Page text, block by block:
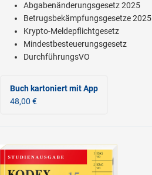
Abgabenänderungsgesetz 2025
Betrugsbekämpfungsgesetze 2025
Krypto-Meldepflichtgesetz
Mindestbesteuerungsgesetz
DurchführungsVO
Buch kartoniertmit App
48,00 €